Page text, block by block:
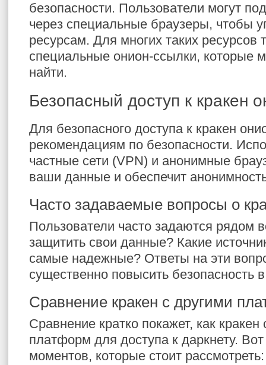
безопасности. Пользователи могут
через специальные браузеры, чтобы
ресурсам. Для многих таких ресурсов
специальные онион-ссылки, которые
найти.
Безопасный доступ к кракен
Для безопасного доступа к кракен
рекомендациям по безопасности.
частные сети (VPN) и анонимные
ваши данные и обеспечит
Часто задаваемые вопросы о
Пользователи часто задаются рядом
защитить свои данные? Какие
самые надежные? Ответы на эти
существенно повысить безопасность
Сравнение кракен с другими
Сравнение кратко покажет, как кракен
платформ для доступа к даркнету.
моментов, которые стоит рассмотреть: